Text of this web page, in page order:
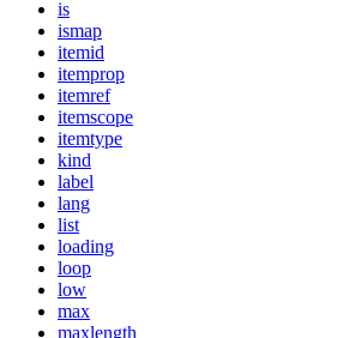
is
ismap
itemid
itemprop
itemref
itemscope
itemtype
kind
label
lang
list
loading
loop
low
max
maxlength